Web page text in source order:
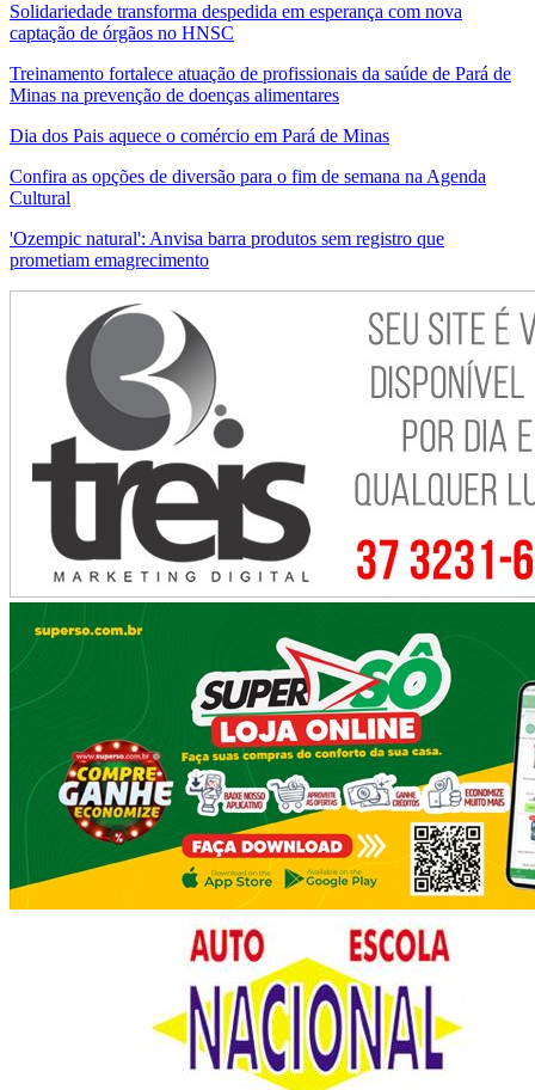
Solidariedade transforma despedida em esperança com nova
captação de órgãos no HNSC
Treinamento fortalece atuação de profissionais da saúde de Pará de
Minas na prevenção de doenças alimentares
Dia dos Pais aquece o comércio em Pará de Minas
Confira as opções de diversão para o fim de semana na Agenda
Cultural
'Ozempic natural': Anvisa barra produtos sem registro que
prometiam emagrecimento